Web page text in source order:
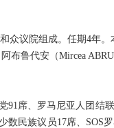
议院组成。任期4年。
布鲁代安（Mircea
91席、罗马尼亚人团结
民族议员17席、SOS